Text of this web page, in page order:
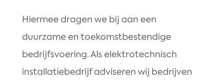
Hiermee dragen we bij aan een
duurzame en toekomstbestendige
bedrijfsvoering. Als elektrotechnisch
installatiebedrijf adviseren wij bedrijven